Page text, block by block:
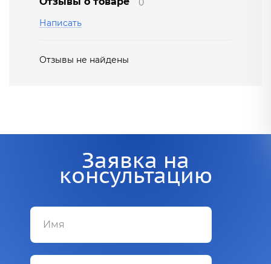
0
Написать
Отзывы не найдены
Заявка на
консультацию